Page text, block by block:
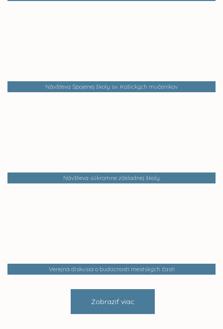
Návšteva Spojenej školy sv. Košických mučeníkov
Návšteva súkromne základnej školy
Verejná diskusia o budúcnosti mestských častí
Zobraziť viac